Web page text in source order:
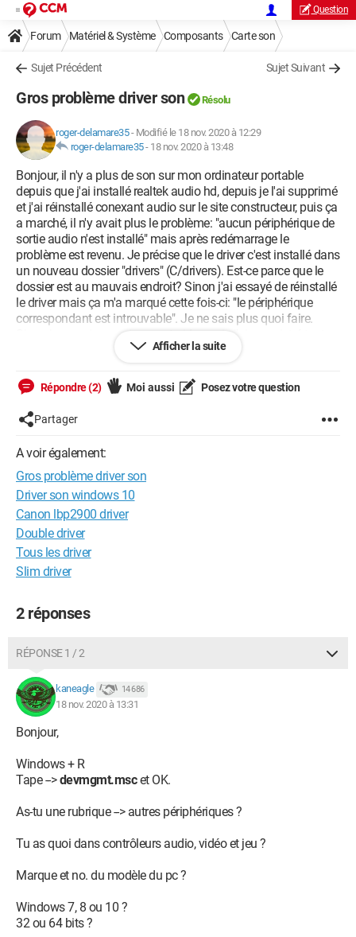
Question
Forum Matériel & Système Composants Carte son
Sujet Précédent Sujet Suivant
Gros problème driver son Résolu
roger-delamare35- Modifié le 18 nov. 2020 à 12:29
roger-delamare35- 18 nov. 2020 à 13:48
Bonjour, il n'y a plus de son sur mon ordinateur portable
depuis que j'ai installé realtek audio hd, depuis je l'ai supprimé
et j'ai réinstallé conexant audio sur le site constructeur, puis ça
a marché, il n'y avait plus le problème: "aucun périphérique de
sortie audio n'est installé" mais après redémarrage le
problème est revenu. Je précise que le driver c'est installé dans
un nouveau dossier "drivers" (C/drivers). Est-ce parce que le
dossier est au mauvais endroit? Sinon j'ai essayé de réinstallé
le driver mais ça m'a marqué cette fois-ci: "le périphérique
correspondant est introuvable". Je ne sais plus quoi faire.
Sinon je ne sais pas si ça peut aider mais j'ai enregistré tout
les drivers en dossier image en faisant ça: "dism /online
commandes.
Afficher la suite
Répondre (2) Moi aussi Posez votre question
Partager
A voir également:
Gros problème driver son
Driver son windows 10
Canon lbp2900 driver
Double driver
Tous les driver
Slim driver
2 réponses
RÉPONSE 1 / 2
kaneagle 14 686
18 nov. 2020 à 13:31
Bonjour,
Windows + R
Tape -->devmgmt.mscet OK.
As-tu une rubrique --> autres périphériques ?
Tu as quoi dans contrôleurs audio, vidéo et jeu ?
Marque et no. du modèle du pc ?
Windows 7, 8 ou 10 ?
32 ou 64 bits ?